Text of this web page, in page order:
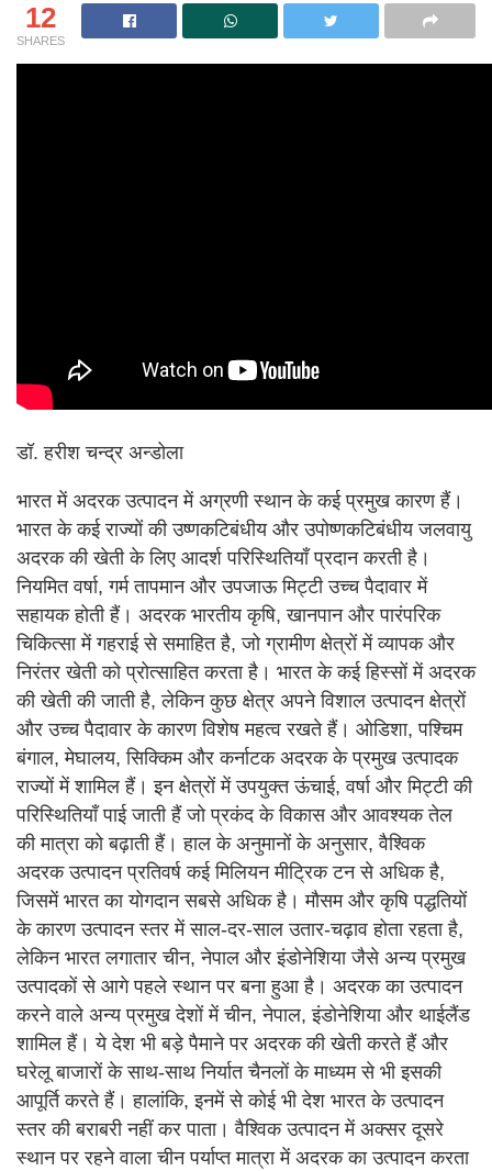
12
SHARES
डॉ. हरीश चन्द्र अन्डोला
भारत में अदरक उत्पादन में अग्रणी स्थान के कई प्रमुख कारण हैं।
भारत के कई राज्यों की उष्णकटिबंधीय और उपोष्णकटिबंधीय जलवायु
अदरक की खेती के लिए आदर्श परिस्थितियाँ प्रदान करती है।
नियमित वर्षा, गर्म तापमान और उपजाऊ मिट्टी उच्च पैदावार में
सहायक होती हैं। अदरक भारतीय कृषि, खानपान और पारंपरिक
चिकित्सा में गहराई से समाहित है, जो ग्रामीण क्षेत्रों में व्यापक और
निरंतर खेती को प्रोत्साहित करता है। भारत के कई हिस्सों में अदरक
की खेती की जाती है, लेकिन कुछ क्षेत्र अपने विशाल उत्पादन क्षेत्रों
और उच्च पैदावार के कारण विशेष महत्व रखते हैं। ओडिशा, पश्चिम
बंगाल, मेघालय, सिक्किम और कर्नाटक अदरक के प्रमुख उत्पादक
राज्यों में शामिल हैं। इन क्षेत्रों में उपयुक्त ऊंचाई, वर्षा और मिट्टी की
परिस्थितियाँ पाई जाती हैं जो प्रकंद के विकास और आवश्यक तेल
की मात्रा को बढ़ाती हैं। हाल के अनुमानों के अनुसार, वैश्विक
अदरक उत्पादन प्रतिवर्ष कई मिलियन मीट्रिक टन से अधिक है,
जिसमें भारत का योगदान सबसे अधिक है। मौसम और कृषि पद्धतियों
के कारण उत्पादन स्तर में साल-दर-साल उतार-चढ़ाव होता रहता है,
लेकिन भारत लगातार चीन, नेपाल और इंडोनेशिया जैसे अन्य प्रमुख
उत्पादकों से आगे पहले स्थान पर बना हुआ है। अदरक का उत्पादन
करने वाले अन्य प्रमुख देशों में चीन, नेपाल, इंडोनेशिया और थाईलैंड
शामिल हैं। ये देश भी बड़े पैमाने पर अदरक की खेती करते हैं और
घरेलू बाजारों के साथ-साथ निर्यात चैनलों के माध्यम से भी इसकी
आपूर्ति करते हैं। हालांकि, इनमें से कोई भी देश भारत के उत्पादन
स्तर की बराबरी नहीं कर पाता। वैश्विक उत्पादन में अक्सर दूसरे
स्थान पर रहने वाला चीन पर्याप्त मात्रा में अदरक का उत्पादन करता